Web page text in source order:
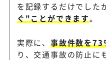
を記録するだけでした
ぐ"ことができます。
実際に、事故件数を73
り、交通事故の防止に